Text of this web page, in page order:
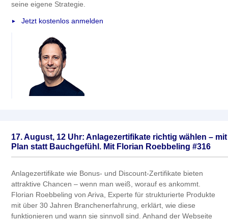
seine eigene Strategie.
Jetzt kostenlos anmelden
17. August, 12 Uhr: Anlagezertifikate richtig wählen – mit
Plan statt Bauchgefühl. Mit Florian Roebbeling #316
Anlagezertifikate wie Bonus- und Discount-Zertifikate bieten
attraktive Chancen – wenn man weiß, worauf es ankommt.
Florian Roebbeling von Ariva, Experte für strukturierte Produkte
mit über 30 Jahren Branchenerfahrung, erklärt, wie diese
funktionieren und wann sie sinnvoll sind. Anhand der Webseite